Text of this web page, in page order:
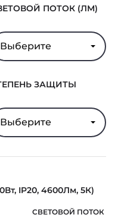
ПОТОК (ЛМ)
Выберите
ЗАЩИТЫ
Выберите
IP20, 4600Лм, 5К)